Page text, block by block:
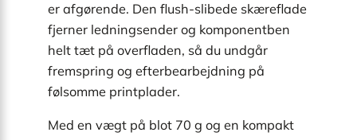
er afgørende. Den flush-slibede skæreflade
fjerner ledningsender og komponentben
helt tæt på overfladen, så du undgår
fremspring og efterbearbejdning på
følsomme printplader.
Med en vægt på blot 70 g og en kompakt